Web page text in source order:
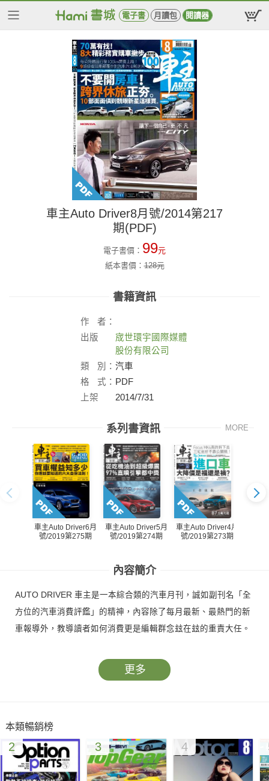
電子書 月讀包 閱讀器
車主Auto Driver8月號/2014第217
期(PDF)
電子書價： 99元
紙本書價：128元
書籍資訊
作
者：
出版
宬世環宇國際媒體
股份有限公司
類
別： 汽車
格
式： PDF
上架
2014/7/31
系列書資訊 MORE
車主Auto Driver6月
號/2019第275期
車主Auto Driver5月
號/2019第274期
車主Auto Driver4月
號/2019第273期
內容簡介
AUTO DRIVER 車主是一本綜合類的汽車月刊，誠如副刊名「全
方位的汽車消費評鑑」的精神，內容除了每月最新、最熱門的新
車報導外，教導讀者如何消費更是編輯群念玆在玆的重責大任。
更多
本類暢銷榜
2 3 4